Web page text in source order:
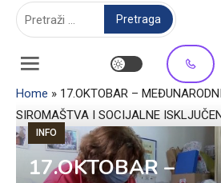
Home » 17.OKTOBAR –
SIROMAŠTVA I SOCIJALNE
INFO
17.OKTOBAR –